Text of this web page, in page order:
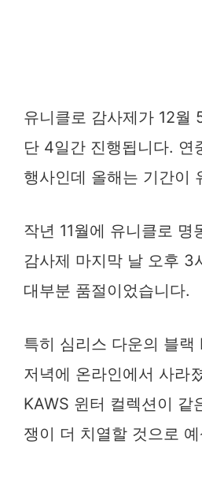
유니클로 감사제가 12월
단 4일간 진행됩니다. 연
행사인데 올해는 기간이
작년 11월에 유니클로 명
감사제 마지막 날 오후 3
대부분 품절이었습니다.
특히 심리스 다운의 블랙
저녁에 온라인에서 사라
KAWS 윈터 컬렉션이 같
쟁이 더 치열할 것으로